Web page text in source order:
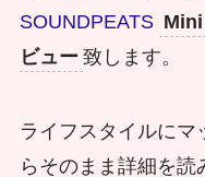
SOUNDPEATS
ビュー 致します。
ライフスタイルにマ
らそのまま詳細を読